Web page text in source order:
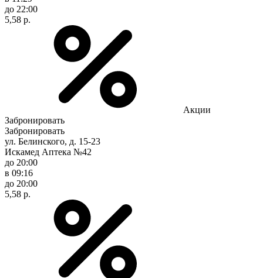
до 22:00
5,58 р.
Акции
Забронировать
Забронировать
ул. Белинского, д. 15-23
Искамед Аптека №42
до 20:00
в 09:16
до 20:00
5,58 р.